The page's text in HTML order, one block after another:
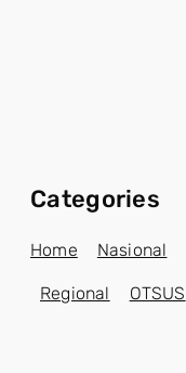
Categories
Home Nasional
Regional OTSUS